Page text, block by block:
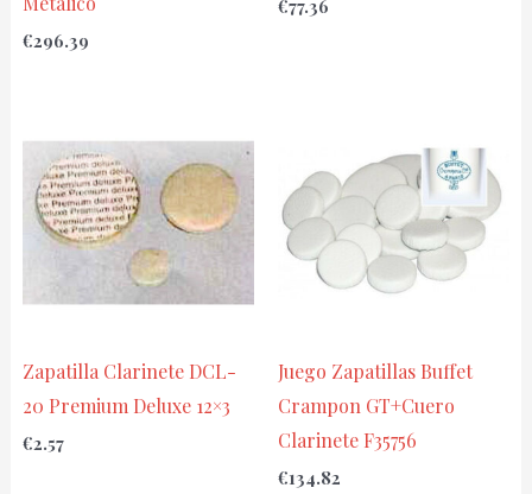
€296.39
€77.36
Zapatilla Clarinete DCL-
20 Premium Deluxe 12×3
€2.57
Juego Zapatillas Buffet
Crampon GT+Cuero
Clarinete F35756
€134.82